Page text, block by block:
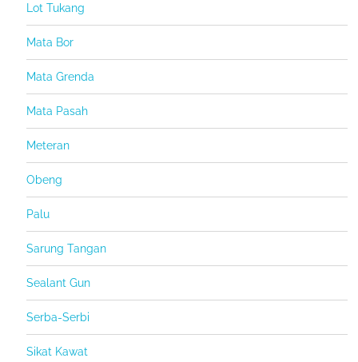
Lot Tukang
Mata Bor
Mata Grenda
Mata Pasah
Meteran
Obeng
Palu
Sarung Tangan
Sealant Gun
Serba-Serbi
Sikat Kawat